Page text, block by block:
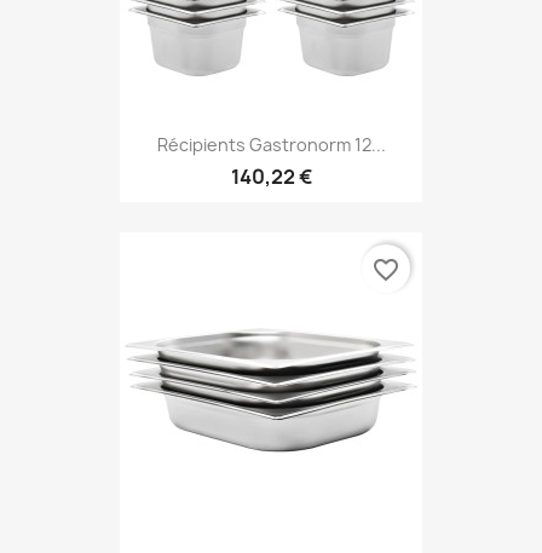
Récipients Gastronorm 12...
140,22 €
favorite_border